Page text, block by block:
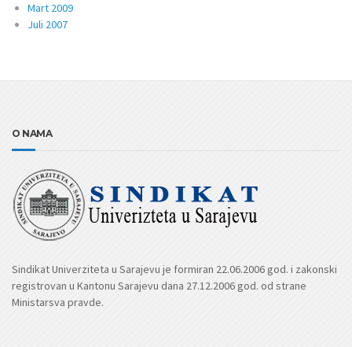
Mart 2009
Juli 2007
O NAMA
Sindikat Univerziteta u Sarajevu je formiran 22.06.2006 god. i zakonski
registrovan u Kantonu Sarajevu dana 27.12.2006 god. od strane
Ministarsva pravde.